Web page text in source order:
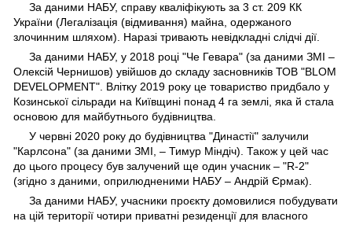
За даними НАБУ, справу кваліфікують за 3 ст. 209 КК
України (Легалізація (відмивання) майна, одержаного
злочинним шляхом). Наразі тривають невідкладні слідчі дії.
За даними НАБУ, у 2018 році "Че Гевара" (за даними ЗМІ –
Олексій Чернишов) увійшов до складу засновників ТОВ "BLOM
DEVELOPMENT". Влітку 2019 року це товариство придбало у
Козинської сільради на Київщині понад 4 га землі, яка й стала
основою для майбутнього будівництва.
У червні 2020 року до будівництва "Династії" залучили
"Карлсона" (за даними ЗМІ, – Тимур Міндіч). Також у цей час
до цього процесу був залучений ще один учасник – "R-2"
(згідно з даними, оприлюдненими НАБУ – Андрій Єрмак).
За даними НАБУ, учасники проєкту домовилися побудувати
на цій території чотири приватні резиденції для власного